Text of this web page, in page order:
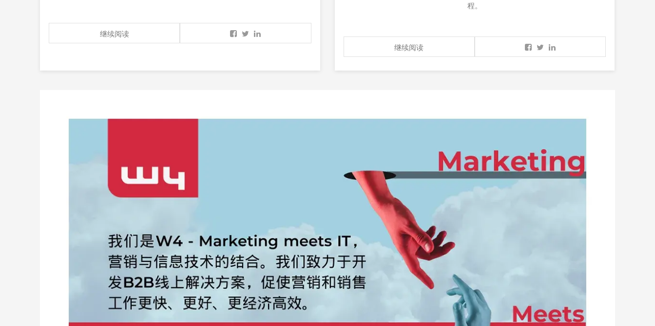
继续阅读
程。
继续阅读